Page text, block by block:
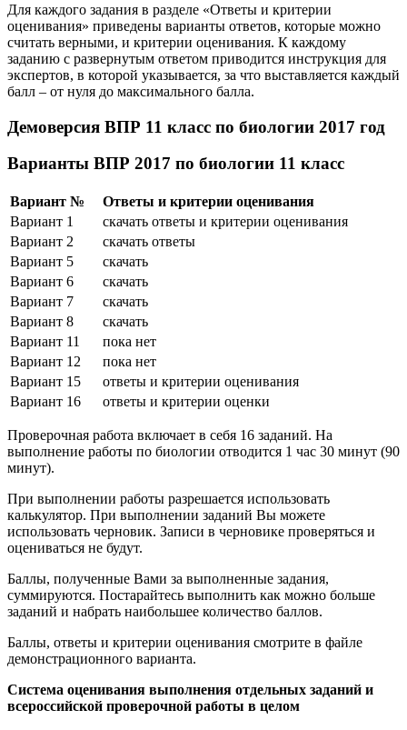
Для каждого задания в разделе «Ответы и критерии
оценивания» приведены варианты ответов, которые можно
считать верными, и критерии оценивания. К каждому
заданию с развернутым ответом приводится инструкция для
экспертов, в которой указывается, за что выставляется каждый
балл – от нуля до максимального балла.
Демоверсия ВПР 11 класс по биологии 2017 год
Варианты ВПР 2017 по биологии 11 класс
Вариант №
Ответы и критерии оценивания
Вариант 1
скачать ответы и критерии оценивания
Вариант 2
скачать ответы
Вариант 5
скачать
Вариант 6
скачать
Вариант 7
скачать
Вариант 8
скачать
Вариант 11
пока нет
Вариант 12
пока нет
Вариант 15
ответы и критерии оценивания
Вариант 16
ответы и критерии оценки
Проверочная работа включает в себя 16 заданий. На
выполнение работы по биологии отводится 1 час 30 минут (90
минут).
При выполнении работы разрешается использовать
калькулятор. При выполнении заданий Вы можете
использовать черновик. Записи в черновике проверяться и
оцениваться не будут.
Баллы, полученные Вами за выполненные задания,
суммируются. Постарайтесь выполнить как можно больше
заданий и набрать наибольшее количество баллов.
Баллы, ответы и критерии оценивания смотрите в файле
демонстрационного варианта.
Система оценивания выполнения отдельных заданий и
всероссийской проверочной работы в целом